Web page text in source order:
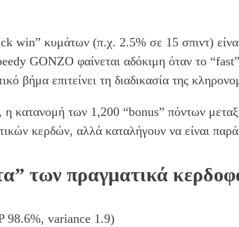
win” κυμάτων (π.χ. 2.5% σε 15 σπιντ)
GONZO φαίνεται αδόκιμη όταν το
βήμα επιτείνει τη διαδικασία της
κατανομή των 1,200 “bonus” πόντων
κερδών, αλλά καταλήγουν να είναι
των πραγματικά
98.6%, variance 1.9)